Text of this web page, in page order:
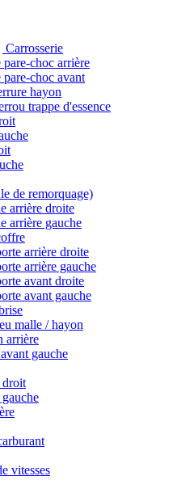
Carrosserie
choc arrière
choc avant
hayon
trappe d'essence
de remorquage)
arrière droite
arrière gauche
arrière droite
arrière gauche
avant droite
avant gauche
malle / hayon
arrière
gauche
droit
vitesses